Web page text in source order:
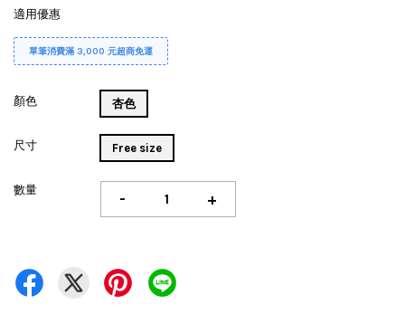
適用優惠
單筆消費滿 3,000 元超商免運
顏色 杏色
尺寸 Free size
數量 - +